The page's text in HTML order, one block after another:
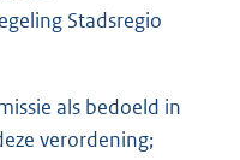
Stadsregio
als bedoeld in
verordening;